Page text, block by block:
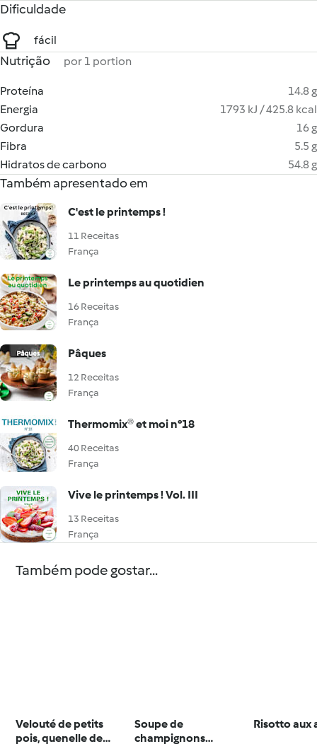
Dificuldade
fácil
Nutrição por 1 portion
Proteína
14.8 g
Energia
1793 kJ / 425.8 kcal
Gordura
16 g
Fibra
5.5 g
Hidratos de carbono
54.8 g
Também apresentado em
C'est le printemps !
11 Receitas
França
Le printemps au quotidien
16 Receitas
França
Pâques
12 Receitas
França
Thermomix® et moi n°18
40 Receitas
França
Vive le printemps ! Vol. III
13 Receitas
França
Também pode gostar...
Velouté de petits
pois, quenelle de
Soupe de
champignons
Risotto aux